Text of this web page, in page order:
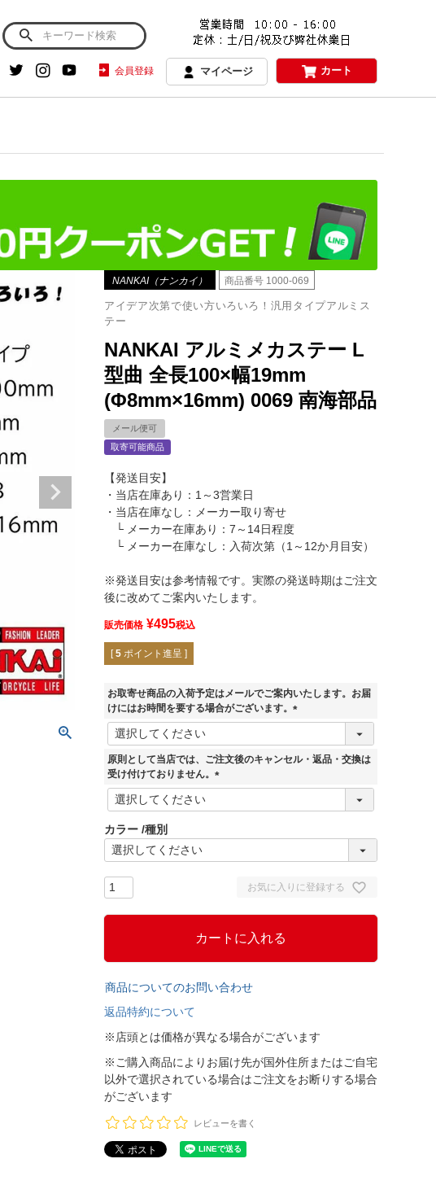
会員登録 マイページ カート
NANKAI（ナンカイ） 商品番号 1000-069
アイデア次第で使い方いろいろ！汎用タイプアルミス
テー
NANKAI アルミメカステー L
型曲 全長100×幅19mm
(Φ8mm×16mm) 0069 南海部品
メール便可
取寄可能商品
【発送目安】
・当店在庫あり：1～3営業日
・当店在庫なし：メーカー取り寄せ
└ メーカー在庫あり：7～14日程度
└ メーカー在庫なし：入荷次第（1～12か月目安）
※発送目安は参考情報です。実際の発送時期はご注文
後に改めてご案内いたします。
販売価格 ¥495税込
[ 5 ポイント進呈 ]
お取寄せ商品の入荷予定はメールでご案内いたします。お届
けにはお時間を要する場合がございます。
(
須
原則として当店では、ご注文後のキャンセル・返品・交換は
受け付けておりません。
(
)
カラー 種別
お気に入りに登録する
カートに入れる
商品についてのお問い合わせ
返品特約について
※店頭とは価格が異なる場合がございます
※ご購入商品によりお届け先が国外住所またはご自宅
以外で選択されている場合はご注文をお断りする場合
がございます
レビューを書く